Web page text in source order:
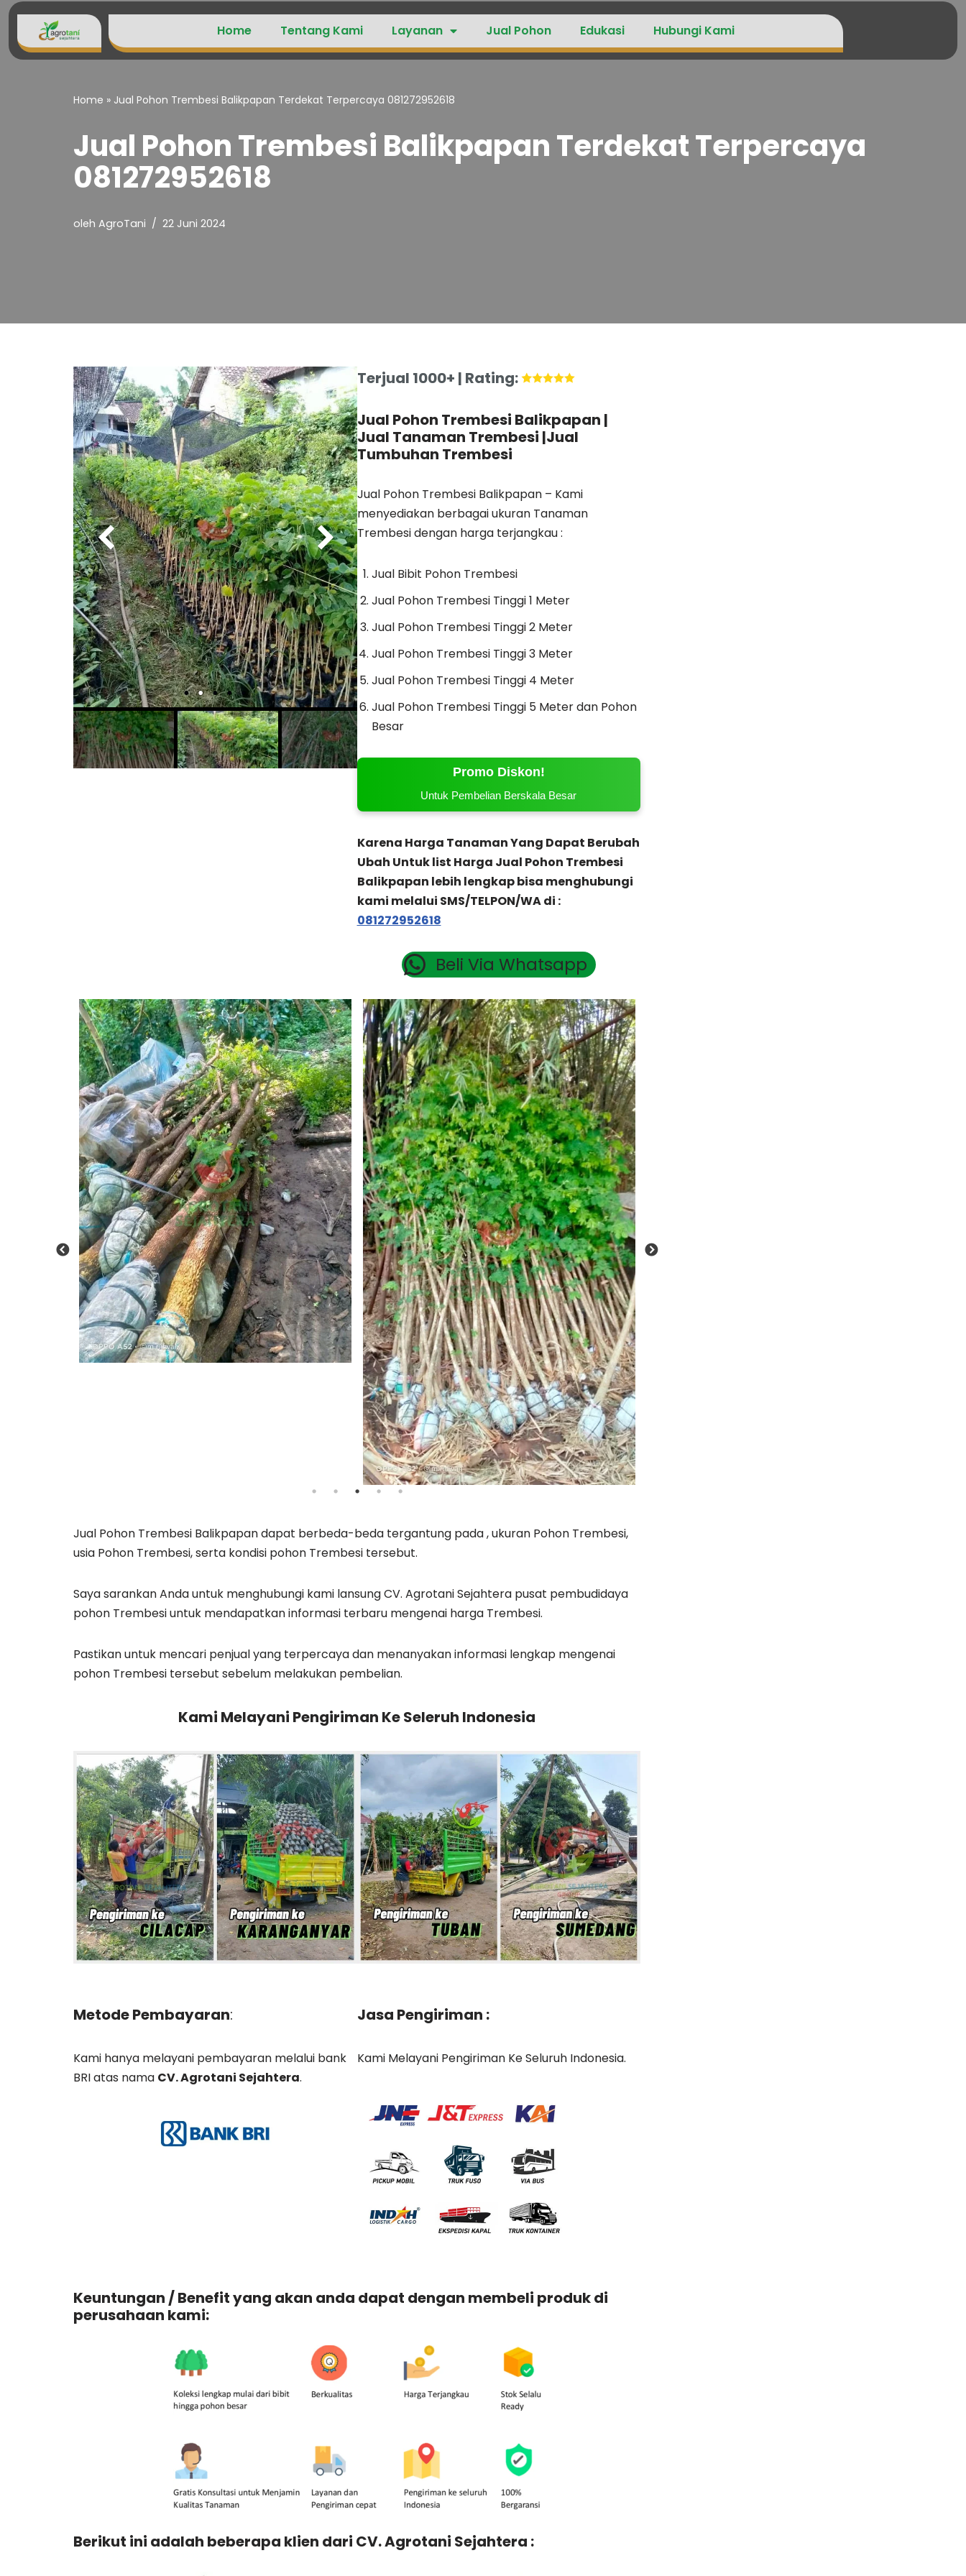
Lompat
ke
Home Tentang Kami Layanan Jual Pohon Edukasi Hubungi Kami
Home » Jual Pohon Trembesi Balikpapan Terdekat Terpercaya 081272952618
Jual Pohon Trembesi Balikpapan Terdekat Terpercaya
081272952618
oleh AgroTani 22 Juni 2024
Terjual 1000+ | Rating:
Jual Pohon Trembesi Balikpapan |
Jual Tanaman Trembesi |Jual
Tumbuhan Trembesi
Jual Pohon Trembesi Balikpapan – Kami
menyediakan berbagai ukuran Tanaman
Trembesi dengan harga terjangkau :
Jual Bibit Pohon Trembesi
Jual Pohon Trembesi Tinggi 1 Meter
Jual Pohon Trembesi Tinggi 2 Meter
Jual Pohon Trembesi Tinggi 3 Meter
Jual Pohon Trembesi Tinggi 4 Meter
Jual Pohon Trembesi Tinggi 5 Meter dan Pohon
Besar
Promo Diskon!
Untuk Pembelian Berskala Besar
Karena Harga Tanaman Yang Dapat Berubah
Ubah Untuk list Harga Jual Pohon Trembesi
Balikpapan lebih lengkap bisa menghubungi
kami melalui SMS/TELPON/WA di :
081272952618
Beli Via Whatsapp
Jual Pohon Trembesi Balikpapan dapat berbeda-beda tergantung pada , ukuran Pohon Trembesi,
usia Pohon Trembesi, serta kondisi pohon Trembesi tersebut.
Saya sarankan Anda untuk menghubungi kami lansung CV. Agrotani Sejahtera pusat pembudidaya
pohon Trembesi untuk mendapatkan informasi terbaru mengenai harga Trembesi.
Pastikan untuk mencari penjual yang terpercaya dan menanyakan informasi lengkap mengenai
pohon Trembesi tersebut sebelum melakukan pembelian.
Kami Melayani Pengiriman Ke Seleruh Indonesia
Metode Pembayaran:
Kami hanya melayani pembayaran melalui bank
BRI atas nama CV. Agrotani Sejahtera.
Jasa Pengiriman :
Kami Melayani Pengiriman Ke Seluruh Indonesia.
Keuntungan / Benefit yang akan anda dapat dengan membeli produk di
perusahaan kami:
Berikut ini adalah beberapa klien dari CV. Agrotani Sejahtera :